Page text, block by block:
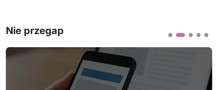
Nie przegap